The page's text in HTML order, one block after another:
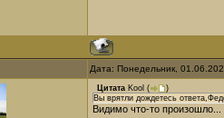
Дата: Понедельник,
Цитата Kool (
)
Вы врятли дождетесь
Видимо что-то